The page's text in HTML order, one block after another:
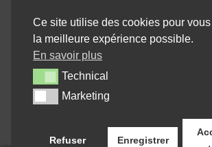
92,95€
Continental TKC 80 (M+S) 150/70 B 18 70Q
(arrière)
174,95€
Ce site utilise des cookies pour
la meilleure expérience possible.
En savoir plus
TechnicalTechnical
MarketingMarketing
Refuser Enregistrer